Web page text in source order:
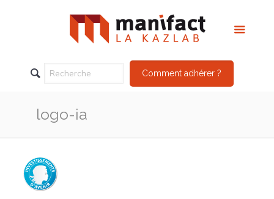
Comment adhérer ?
logo-ia